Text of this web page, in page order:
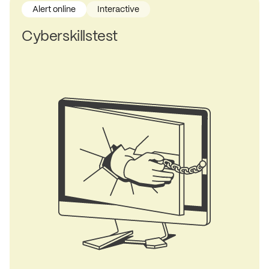
Cyberskillstest
Alert online Interactive